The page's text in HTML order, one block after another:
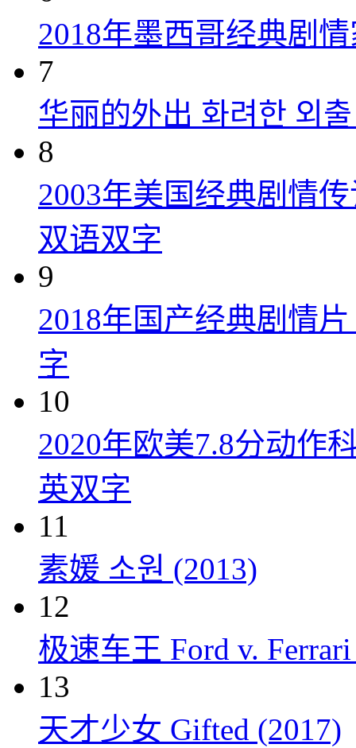
2018年墨西哥经典剧
7
华丽的外出 화려한 외
8
2003年美国经典剧情
双语双字
9
2018年国产经典剧情
字
10
2020年欧美7.8分动作
英双字
11
素媛 소원 (2013)
12
极速车王 Ford v.
13
天才少女 Gifted (2017)